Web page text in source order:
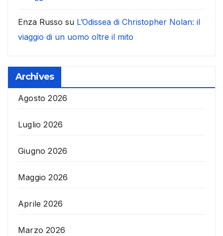
Enza Russo su L’Odissea di Christopher Nolan: il
viaggio di un uomo oltre il mito
Archives
Agosto 2026
Luglio 2026
Giugno 2026
Maggio 2026
Aprile 2026
Marzo 2026